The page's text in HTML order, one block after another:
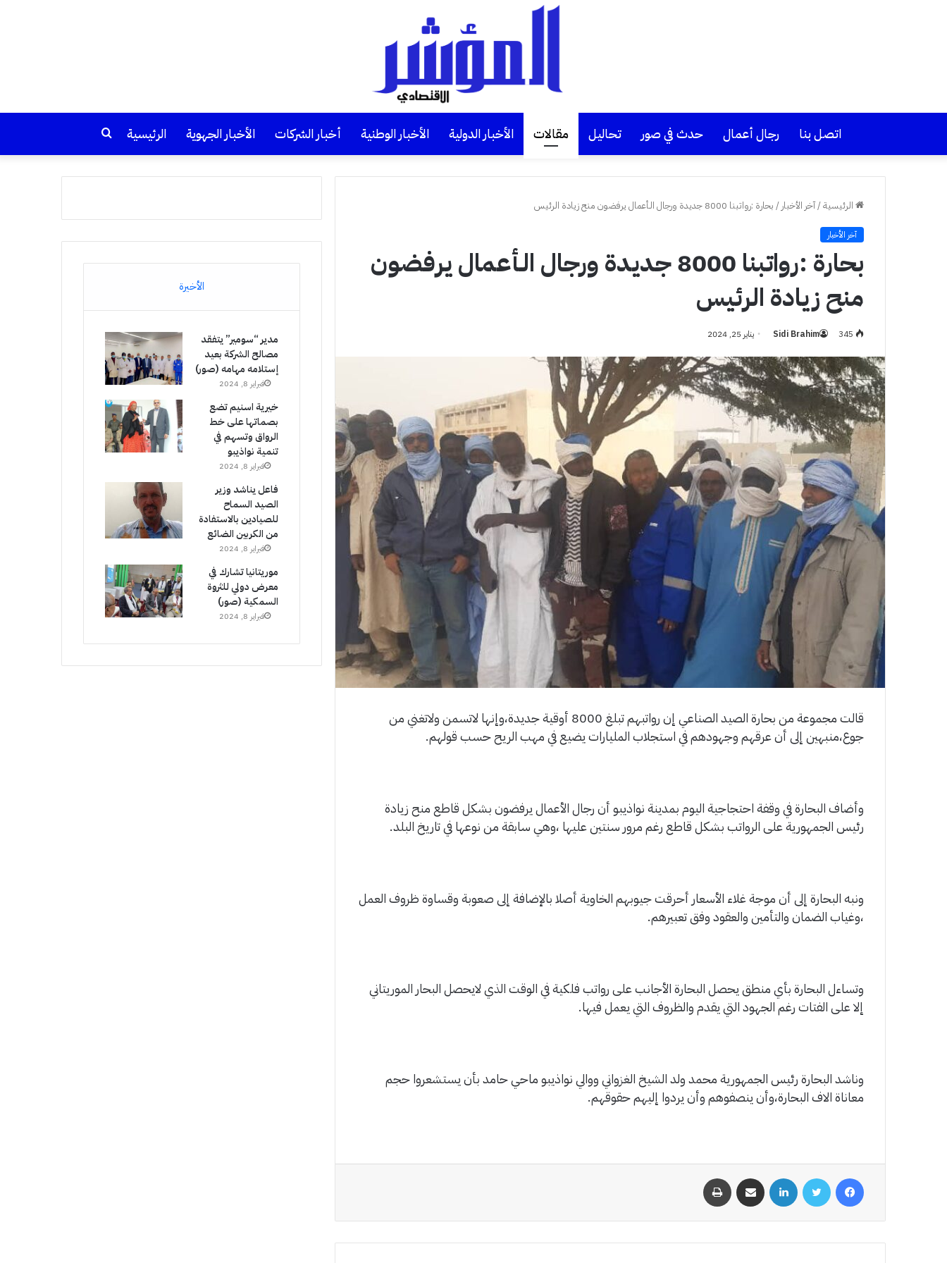
الرئيسية الأخبار الجهوية أخبار الشركات الأخبار الوطنية الأخبار الدولية مقالات تحاليل حدث في صور رجال أعمال اتصل بنا بحث
عن
الرئيسية/آخر الأخبار / بحارة :رواتبنا 8000 جديدة ورجال الـأعمال يرفضون منح زيادة الرئيس
آخر الأخبار
بحارة :رواتبنا 8000 جديدة ورجال الـأعمال يرفضون
منح زيادة الرئيس
Sidi Brahim يناير 25, 2024
قالت مجموعة من بحارة الصيد الصناعي إن رواتبهم تبلغ 8000 أوقية جديدة،وإنها لاتسمن ولاتغني من
جوع،منبهين إلى أن عرقهم وجهودهم في استجلاب المليارات يضيع في مهب الريح حسب قولهم.
وأضاف البحارة في وقفة احتجاجية اليوم بمدينة نواذيبو أن رجال الأعمال يرفضون بشكل قاطع منح زيادة
رئيس الجمهورية على الرواتب بشكل قاطع رغم مرور سنتين عليها ،وهي سابقة من نوعها في تاريخ البلد.
ونبه البحارة إلى أن موجة غلاء الأسعار أحرقت جيوبهم الخاوية أصلا بالإضافة إلى صعوبة وقساوة ظروف العمل
،وغياب الضمان والتأمين والعقود وفق تعبيرهم.
وتساءل البحارة بأي منطق يحصل البحارة الأجانب على رواتب فلكية في الوقت الذي لايحصل البحار الموريتاني
إلا على الفتات رغم الجهود التي يقدم والظروف التي يعمل فيها.
وناشد البحارة رئيس الجمهورية محمد ولد الشيخ الغزواني ووالي نواذيبو ماحي حامد بأن يستشعروا حجم
معاناة الاف البحارة،وأن ينصفوهم وأن يردوا إليهم حقوقهم.
فيسبوك تويتر لينكدإن مشاركة عبر البريد طباعة
الأخيرة
مدير “سومير” يتفقد
مصالح الشركة بعيد
إستلامه مهامه (صور)
فبراير 8, 2024
خيرية اسنيم تضع
بصماتها على خط
الرواق وتسهم في
تنمية نواذيبو
فبراير 8, 2024
فاعل يناشد وزير
الصيد السماح
للصيادين بالاستفادة
من الكربين الضائع
فبراير 8, 2024
موريتانيا تشارك في
معرض دولي للثروة
السمكية (صور)
فبراير 8, 2024